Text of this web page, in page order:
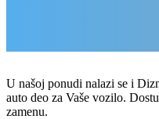
U našoj ponudi nalazi se i
auto deo za Vaše vozilo.
zamenu.